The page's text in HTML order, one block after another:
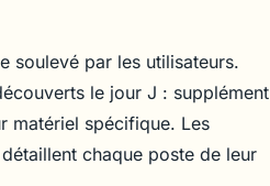
soulevé par les utilisateurs.
le jour J : supplément
matériel spécifique. Les
chaque poste de leur